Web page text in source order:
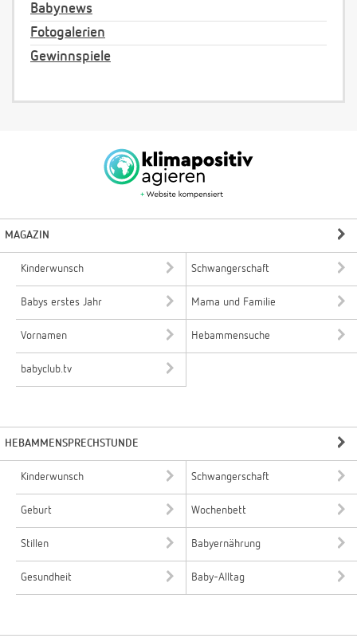
Babynews
Fotogalerien
Gewinnspiele
MAGAZIN
Kinderwunsch Schwangerschaft
Babys erstes Jahr Mama und Familie
Vornamen Hebammensuche
babyclub.tv
HEBAMMENSPRECHSTUNDE
Kinderwunsch Schwangerschaft
Geburt Wochenbett
Stillen Babyernährung
Gesundheit Baby-Alltag